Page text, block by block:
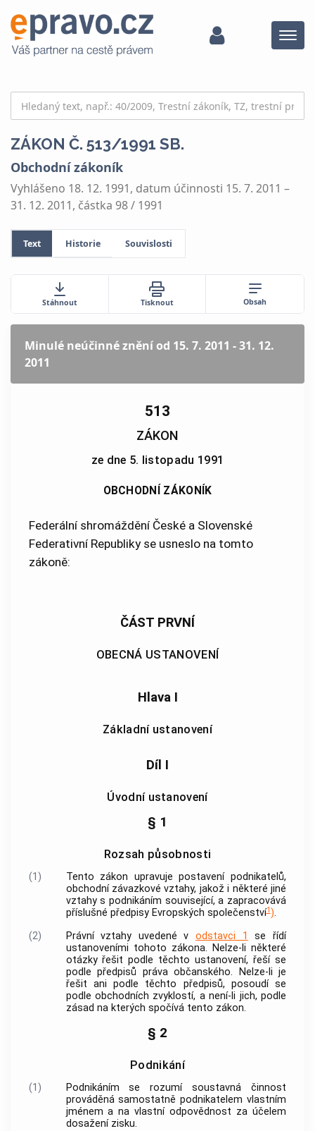
Menu
ZÁKON Č. 513/1991 SB.
Obchodní zákoník
Vyhlášeno 18. 12. 1991, datum účinnosti 15. 7. 2011 –
31. 12. 2011, částka 98 / 1991
Text Historie Souvislosti
Stáhnout Tisknout Obsah
Minulé neúčinné zněníod 15. 7. 2011 - 31. 12.
2011
513
ZÁKON
ze dne 5. listopadu 1991
OBCHODNÍ ZÁKONÍK
Federální shromáždění České a Slovenské
Federativní Republiky se usneslo na tomto
zákoně:
ČÁST PRVNÍ
OBECNÁ USTANOVENÍ
Hlava I
Základní ustanovení
Díl I
Úvodní ustanovení
§ 1
Rozsah působnosti
(1)
Tento zákon upravuje postavení podnikatelů,
obchodní závazkové vztahy, jakož i některé jiné
vztahy s podnikáním související, a zapracovává
příslušné předpisy Evropských společenství1).
(2)
Právní vztahy uvedené vodstavci 1
se řídí
ustanoveními tohoto zákona. Nelze-li některé
otázky řešit podle těchto ustanovení, řeší se
podle předpisů práva občanského. Nelze-li je
řešit ani podle těchto předpisů, posoudí se
podle obchodních zvyklostí, a není-li jich, podle
zásad na kterých spočívá tento zákon.
§ 2
Podnikání
(1) Podnikáním se rozumí soustavná činnost
prováděná samostatně podnikatelem vlastním
jménem a na vlastní odpovědnost za účelem
dosažení zisku.